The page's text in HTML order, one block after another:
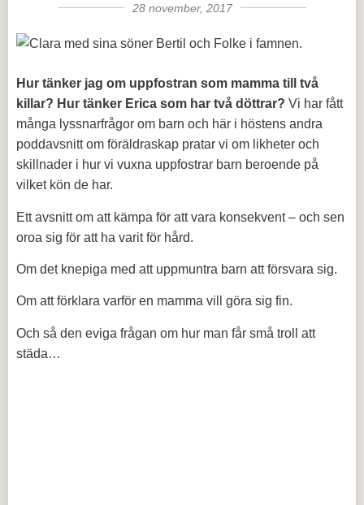
28 november, 2017
Hur tänker jag om uppfostran som mamma till två
killar? Hur tänker Erica som har två döttrar? Vi har fått
många lyssnarfrågor om barn och här i höstens andra
poddavsnitt om föräldraskap pratar vi om likheter och
skillnader i hur vi vuxna uppfostrar barn beroende på
vilket kön de har.
Ett avsnitt om att kämpa för att vara konsekvent – och sen
oroa sig för att ha varit för hård.
Om det knepiga med att uppmuntra barn att försvara sig.
Om att förklara varför en mamma vill göra sig fin.
Och så den eviga frågan om hur man får små troll att
städa…